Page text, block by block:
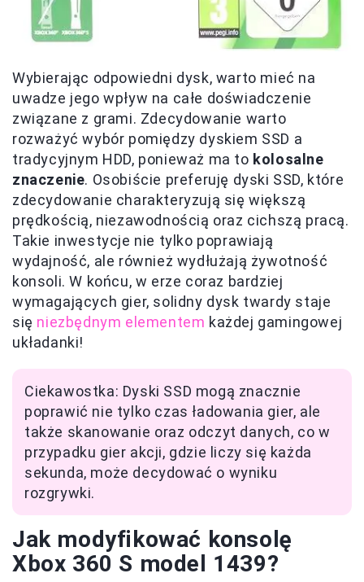
Wybierając odpowiedni dysk, warto mieć na
uwadze jego wpływ na całe doświadczenie
związane z grami. Zdecydowanie warto
rozważyć wybór pomiędzy dyskiem SSD a
tradycyjnym HDD, ponieważ ma to kolosalne
znaczenie. Osobiście preferuję dyski SSD, które
zdecydowanie charakteryzują się większą
prędkością, niezawodnością oraz cichszą pracą.
Takie inwestycje nie tylko poprawiają
wydajność, ale również wydłużają żywotność
konsoli. W końcu, w erze coraz bardziej
wymagających gier, solidny dysk twardy staje
się niezbędnym elementem każdej gamingowej
układanki!
Ciekawostka: Dyski SSD mogą znacznie
poprawić nie tylko czas ładowania gier, ale
także skanowanie oraz odczyt danych, co w
przypadku gier akcji, gdzie liczy się każda
sekunda, może decydować o wyniku
rozgrywki.
Jak modyfikować konsolę
Xbox 360 S model 1439?